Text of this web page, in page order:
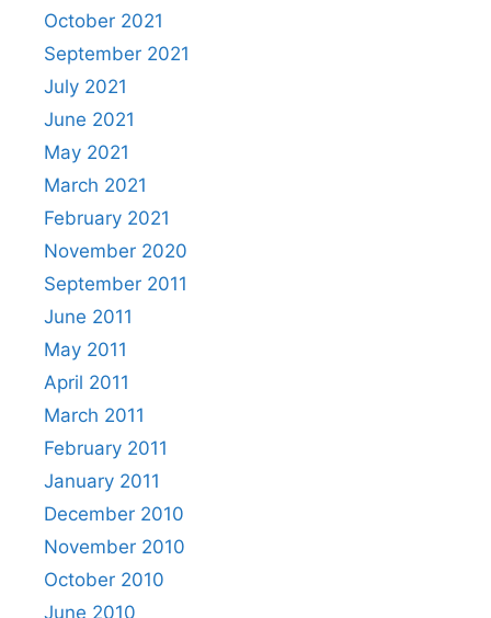
October 2021
September 2021
July 2021
June 2021
May 2021
March 2021
February 2021
November 2020
September 2011
June 2011
May 2011
April 2011
March 2011
February 2011
January 2011
December 2010
November 2010
October 2010
June 2010